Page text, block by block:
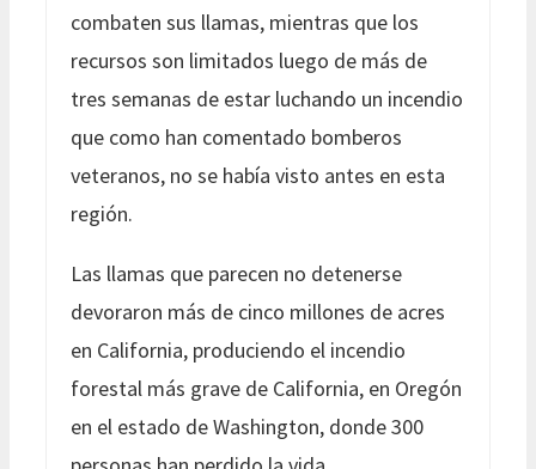
combaten sus llamas, mientras que los
recursos son limitados luego de más de
tres semanas de estar luchando un incendio
que como han comentado bomberos
veteranos, no se había visto antes en esta
región.
Las llamas que parecen no detenerse
devoraron más de cinco millones de acres
en California, produciendo el incendio
forestal más grave de California, en Oregón
en el estado de Washington, donde 300